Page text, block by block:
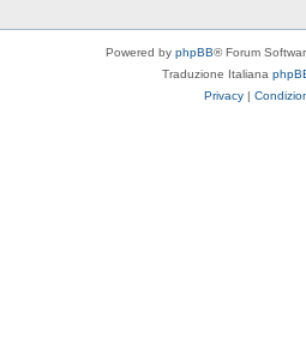
Powered by phpBB® Forum
Traduzione Italiana
Privacy |